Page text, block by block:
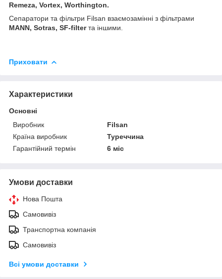
Remeza, Vortex, Worthington.
Сепаратори та фільтри Filsan взаємозамінні з фільтрами
MANN, Sotras, SF-filterта іншими.
Приховати
Характеристики
Основні
Виробник
Filsan
Країна виробник
Туреччина
Гарантійний термін
6 міс
Умови доставки
Нова Пошта
Самовивіз
Транспортна компанія
Самовивіз
Всі умови доставки